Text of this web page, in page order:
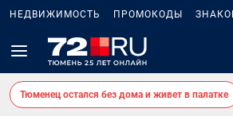
НЕДВИЖИМОСТЬ ПРОМОКОДЫ
Тюменец остался без дома и живет в палатке